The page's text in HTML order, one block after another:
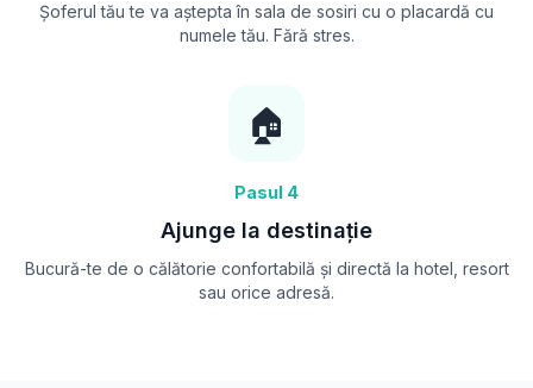
Șoferul tău te va aștepta în sala de sosiri cu o placardă cu
numele tău. Fără stres.
🏠
Pasul 4
Ajunge la destinație
Bucură-te de o călătorie confortabilă și directă la hotel, resort
sau orice adresă.